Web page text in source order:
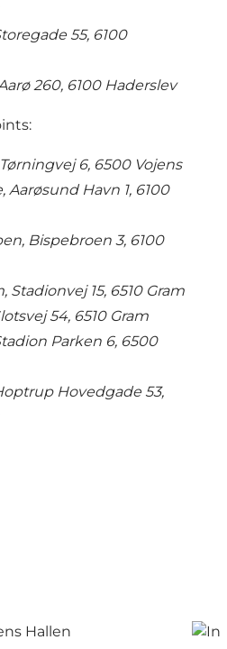
55, 6100
260, 6100 Haderslev
6, 6500 Vojens
Aarøsund Havn 1, 6100
Bispebroen 3, 6100
Stadionvej 15, 6510 Gram
54, 6510 Gram
Parken 6, 6500
Hovedgade 53,